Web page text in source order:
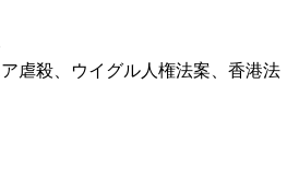
虐殺、ウイグル人権法案、香港法